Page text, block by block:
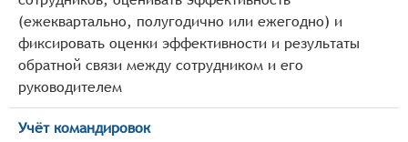
(ежеквартально, полугодично или ежегодно) и
фиксировать оценки эффективности и результаты
обратной связи между сотрудником и его
руководителем
Учёт командировок